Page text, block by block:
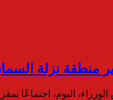
منطقة نزلة
اليوم، اجتماعًا